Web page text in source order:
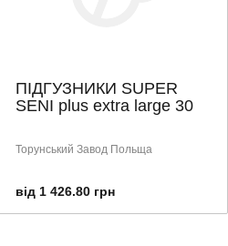
ПІДГУЗНИКИ SUPER
SENI plus extra large 30
Торунський Завод Польща
від 1 426.80 грн